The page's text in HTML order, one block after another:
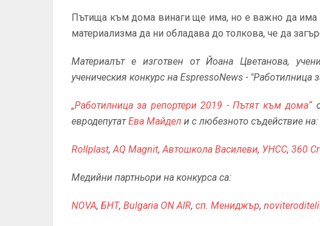
Пътища към дома винаги ще има, но е важно да има
материализма да ни обладава до толкова, че да
Материалът е изготвен от Йоана Цветанова,
ученическия конкурс на EspressoNews -
„Работилница за репортери 2019 - Пътят към дома“
евродепутатЕва Майдел и с любезното съдействие на:
Rollplast,AQ Magnit,Автошкола Василеви, УНСС, 360
Медийни партньори на конкурса са:
NOVA, БНТ, Bulgaria ON AIR, сп. Мениджър,